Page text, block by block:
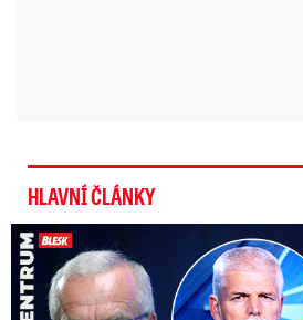
HLAVNÍ ČLÁNKY
Kalousek o prezidentovi: S Pavlem